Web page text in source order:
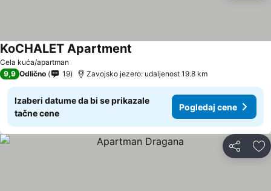
Cela kuća/apartman
KoCHALET Apartment
9,9 Odlično 19 Zavojsko jezero: udaljenost 19.8 km
Izaberi datume da bi se prikazale
tačne cene
Pogledaj cene
Deli